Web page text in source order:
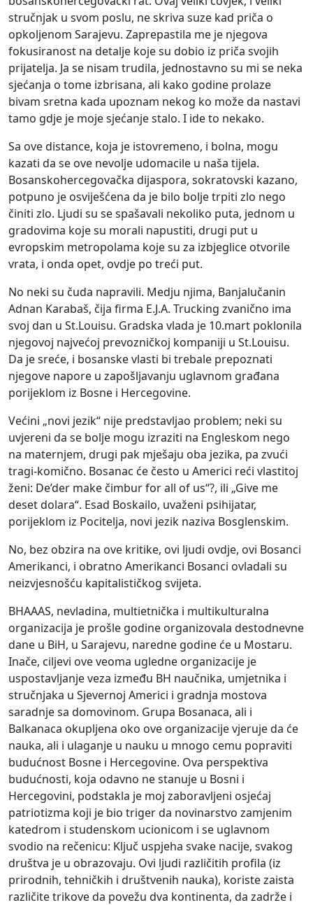
stručnjak u svom poslu, ne skriva suze kad priča o
opkoljenom Sarajevu. Zaprepastila me je njegova
fokusiranost na detalje koje su dobio iz priča svojih
prijatelja. Ja se nisam trudila, jednostavno su mi se neka
sjećanja o tome izbrisana, ali kako godine prolaze
bivam sretna kada upoznam nekog ko može da nastavi
tamo gdje je moje sjećanje stalo. I ide to nekako.
Sa ove distance, koja je istovremeno, i bolna, mogu
kazati da se ove nevolje udomacile u naša tijela.
Bosanskohercegovačka dijaspora, sokratovski kazano,
potpuno je osviješćena da je bilo bolje trpiti zlo nego
činiti zlo. Ljudi su se spašavali nekoliko puta, jednom u
gradovima koje su morali napustiti, drugi put u
evropskim metropolama koje su za izbjeglice otvorile
vrata, i onda opet, ovdje po treći put.
No neki su čuda napravili. Medju njima, Banjalučanin
Adnan Karabaš, čija firma E.J.A. Trucking zvanično ima
svoj dan u St.Louisu. Gradska vlada je 10.mart poklonila
njegovoj najvećoj prevozničkoj kompaniji u St.Louisu.
Da je sreće, i bosanske vlasti bi trebale prepoznati
njegove napore u zapošljavanju uglavnom građana
porijeklom iz Bosne i Hercegovine.
Većini „novi jezik“ nije predstavljao problem; neki su
uvjereni da se bolje mogu izraziti na Engleskom nego
na maternjem, drugi pak mješaju oba jezika, pa zvući
tragi-komično. Bosanac će često u Americi reći vlastitoj
ženi: De’der make čimbur for all of us“?, ili „Give me
deset dolara“. Esad Boskailo, uvaženi psihijatar,
porijeklom iz Pocitelja, novi jezik naziva Bosglenskim.
No, bez obzira na ove kritike, ovi ljudi ovdje, ovi Bosanci
Amerikanci, i obratno Amerikanci Bosanci ovladali su
neizvjesnošću kapitalističkog svijeta.
BHAAAS, nevladina, multietnička i multikulturalna
organizacija je prošle godine organizovala destodnevne
dane u BiH, u Sarajevu, naredne godine će u Mostaru.
Inače, ciljevi ove veoma ugledne organizacije je
uspostavljanje veza između BH naučnika, umjetnika i
stručnjaka u Sjevernoj Americi i gradnja mostova
saradnje sa domovinom. Grupa Bosanaca, ali i
Balkanaca okupljena oko ove organizacije vjeruje da će
nauka, ali i ulaganje u nauku u mnogo cemu popraviti
budućnost Bosne i Hercegovine. Ova perspektiva
budućnosti, koja odavno ne stanuje u Bosni i
Hercegovini, podstakla je moj zaboravljeni osjećaj
patriotizma koji je bio triger da novinarstvo zamjenim
katedrom i studenskom ucionicom i se uglavnom
svodio na rečenicu: Ključ uspjeha svake nacije, svakog
društva je u obrazovaju. Ovi ljudi različitih profila (iz
prirodnih, tehničkih i društvenih nauka), koriste zaista
različite trikove da povežu dva kontinenta, da zadrže i